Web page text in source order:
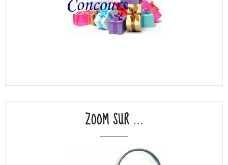
ZOOM SUR ...